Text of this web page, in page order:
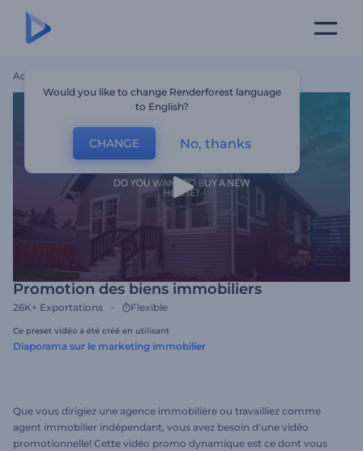
Accueil
Promotion des biens immobiliers
26K+ Exportations Flexible
Ce preset vidéo a été créé en utilisant
Diaporama sur le marketing immobilier
Que vous dirigiez une agence immobilière ou travailliez comme
agent immobilier indépendant, vous avez besoin d'une vidéo
promotionnelle! Cette vidéo promo dynamique est ce dont vous
Would you like to change Renderforest language
to English?
CHANGE No, thanks